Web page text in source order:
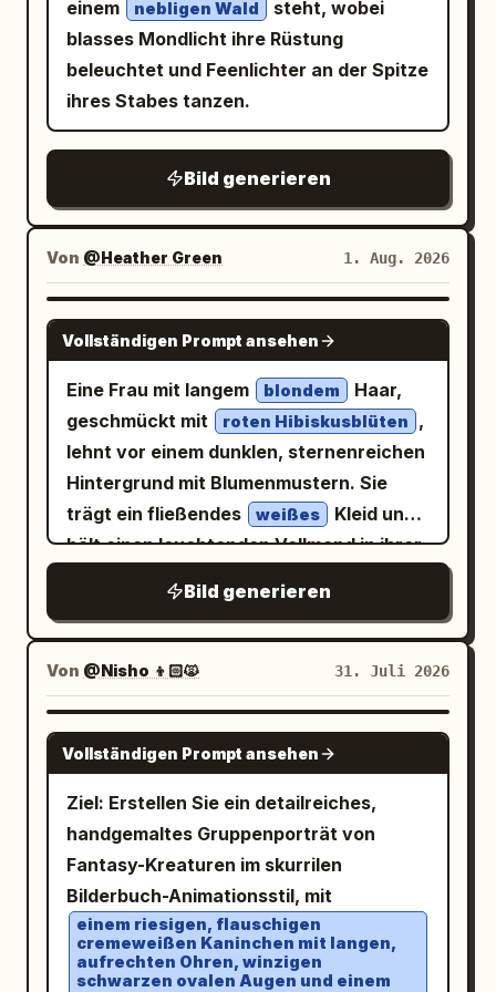
leicht melancholisch. Zentrales
Titeldesign: Platzieren Sie einen großen,
leuchtenden, kursiven Songtitel
Lumière im unteren mittleren Bereich
schwachen, unterstrichenen Lichtspur
und Glitzereffekten. Darunter fügen Sie
kleine japanische Katakana hinzu, die „ル
ミエール“ lesen. Fügen Sie über dem Titel
der Aufschrift „のぞむ Debut Single“
großer Künstlername „NOZOMU“ in
blassblauem Verlauf, mit kleinerem
japanischem „のぞむ“ darunter. Darunter
erstellen Sie einen Debüt-Nummernblock
mit genau „DEBUT NUMBER“ und einer
riesigen „01“ sowie Strichcode-artigen
Linien. Linkes mittleres Profil-Panel:
enthalten Sie genau 4 Profilzeilen:
„VOICE _ Soft & Clear“, „CHARM _ Smile“,
plus eine kleine Wellenform. Vertikaler
Slogan auf der linken Seite in einem
durchscheinenden Panel: „キミの心に、や
さしい歌を。“ (Ein sanftes Lied für dein
Herz.) Oben rechts Release-Panel: „NEW
DIGITAL SINGLE“, großes Datum
2026 06.26 FRI , „RELEASE“ und ein
Strichcode. Mittlere rechte Titellisten-
Karte: enthalten Sie genau 5
und teilweise um sie herum befindet sich
ein großer türkisfarbener Kristall-
Drachenflügel und ein schlangenartiger
Aqua-Schuppen, facettierten
Kristallmembranen, Bronze-/Goldfiligran
und juwelenartigen Akzenten. Füge
funkelnde blaue Kristallcluster um das
besonders in der Nähe ihrer Füße und
rechts vom Stamm. Sichtbare Elemente:
Katzenohren, 1 elektrische Gitarre, 1
schlafenden braun-weißen Hund mit
grünem Halsband zu ihren Füßen, 1
entferntes weißes Segelschiff am
rechten Horizont, 1 großen
Drachenflügel, 1 sich links kringelnden
Drachenschwanz, 1 kleinen Seestern im
Sand nahe dem Textbereich und 2 kleine
dekorative emoji-artige Symbole in der
unteren Textzeile: eine Palme und eine
mit türkisfarbenen Meereswellen, hellem
Sand, üppig grünen Inselhügeln im
Hintergrund, von oben links
hineinragenden Palmwedeln, riesigen,
flauschigen weißen Kumuluswolken,
tiefblauem Himmel, funkelndem
Sonnenlicht; eine sanfte Meeresbrise
Charakter/Ausdruck: Das Gesicht ist
leicht nach links gedreht, während sie
mit einem sanften, freundlichen Lächeln
Gesicht, mandelförmige hellbraune
Augen und natürliche, dünne
Augenbrauen. Ihr braunes langes Haar
ist zu einem hohen Half-Up-Style mit
dünnem Pony und kleinen
frisiert. Kleidung/Pose: Ein ärmelloses
Ausschnitt und spitzenartigen Mustern,
kombiniert mit einem weißen,
ausgestellten langen Rock. Sie hält die
Flasche mit der rechten Hand und stützt
sich mit der linken Hand auf dem Boden
traditionelle Veranda eines
Holzhauses
mit offenen Shoji-Türen und einem
lebendig grünen Garten. Weiches
natürliches Licht von oben links erzeugt
warme Lichtflecken auf der Haut, dem
Haar und dem Boden.
Ganzkörperporträt mit der Person im
Zentrum. Die Chibi-Charaktere sind
rhythmisch um sie herum verteilt.
Geringe Schärfentiefe. Textur/Stil:
Hochauflösende fotorealistische
einem nebligen Wald
steht, wobei
blasses Mondlicht ihre Rüstung
beleuchtet und Feenlichter an der Spitze
ihres Stabes tanzen.
Bild generieren
Von @Heather Green 1. Aug. 2026
NANO BANANA PRO
Vollständigen Prompt ansehen
Eine Frau mit langem blondem
Haar,
geschmückt mit
roten Hibiskusblüten
,
lehnt vor einem dunklen, sternenreichen
Hintergrund mit Blumenmustern. Sie
trägt ein fließendes
weißes
Kleid und
hält einen leuchtenden Vollmond in ihrer
den Betrachter gerichtet und ihr
Ausdruck ist gelassen.
Bild generieren
Von @Nisho 👦🏻🙀 31. Juli 2026
GPT IMAGE 2
Vollständigen Prompt ansehen
Ziel: Erstellen Sie ein detailreiches,
handgemaltes Gruppenporträt von
Fantasy-Kreaturen im skurrilen
Bilderbuch-Animationsstil, mit
einem riesigen, flauschigen
cremeweißen Kaninchen mit langen,
aufrechten Ohren, winzigen
schwarzen ovalen Augen und einem